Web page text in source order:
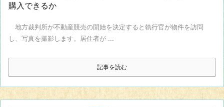
購入できるか
地方裁判所が不動産競売の開始を決定すると執行官が物件を訪問
し、写真を撮影します。居住者が ...
記事を読む